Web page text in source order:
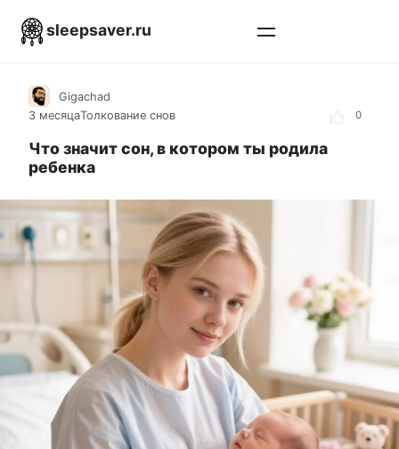
sleepsaver.ru
0
Gigachad
3 месяцаТолкование снов
Что значит сон, в котором ты родила
ребенка